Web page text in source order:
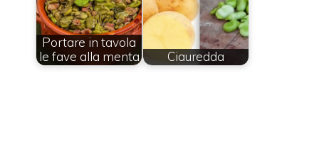
Portare in tavola
le fave alla menta
Ciauredda